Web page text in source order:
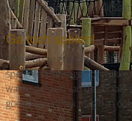
voor een bijzonder en slijtvast
Ga toch spelen!
Actief bezig zijn in de
spelen en bewegen
wat te denken van de sociale
goede speelplek mag dan